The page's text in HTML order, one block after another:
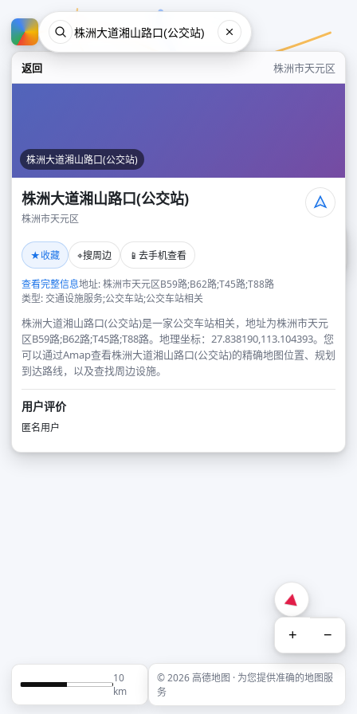
返回 株洲市天元区
株洲大道湘山路口(公交站)
株洲大道湘山路口(公交站)
株洲市天元区
★收藏 ⌖搜周边 📱 去手机查看
查看完整信息地址: 株洲市天元区B59路;B62路;T45路;T88路
类型: 交通设施服务;公交车站;公交车站相关
株洲大道湘山路口(公交站)是一家公交车站相关，地址为株洲市天元
区B59路;B62路;T45路;T88路。地理坐标：27.838190,113.104393。您
可以通过Amap查看株洲大道湘山路口(公交站)的精确地图位置、规划
到达路线，以及查找周边设施。
用户评价
匿名用户
+ −
10
km
© 2026 高德地图 · 为您提供准确的地图服
务